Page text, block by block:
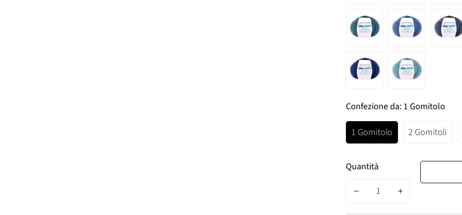
Confezione da: 1 Gomitolo
1 Gomitolo 2 Gomitoli
Quantità